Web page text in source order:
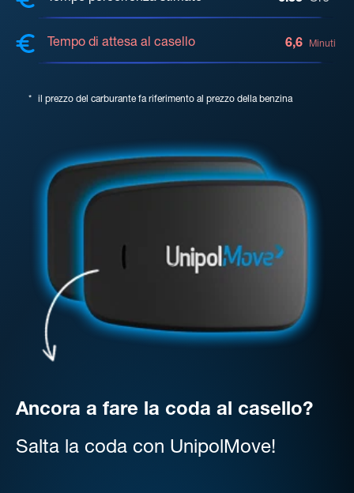
Tempo di attesa al casello 6,6 Minuti
* il prezzo del carburante fa riferimento al prezzo della benzina
Ancora a fare la coda al casello?
Salta la coda con UnipolMove!